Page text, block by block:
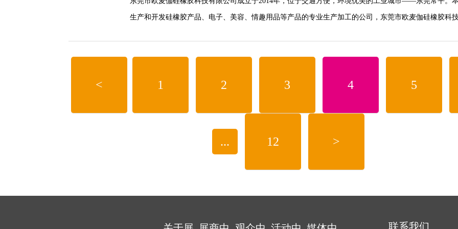
生产和开发硅橡胶产品、电子、美容、情趣用品等产品的专业生产加工的公司，东莞市欧麦伽硅橡胶科
< 1 2 3 4 5
... 12 >
联系我们